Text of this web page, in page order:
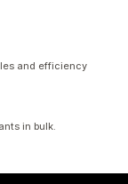
and efficiency
in bulk.